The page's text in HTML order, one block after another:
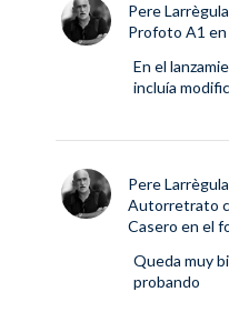
Pere Larrègula
Profoto A1
En el
incluía
Pere Larrègula
Autorretrato
Casero en el
Queda muy
probando